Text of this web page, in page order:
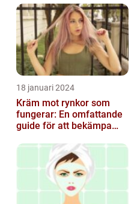
18 januari 2024
Kräm mot rynkor som
fungerar: En omfattande
guide för att bekämpa